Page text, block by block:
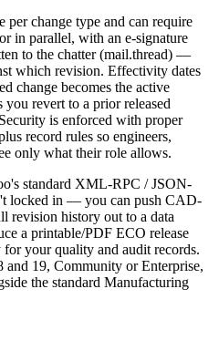
change type and can require
in parallel, with an e-signature
to the chatter (mail.thread) —
which revision. Effectivity dates
change becomes the active
revert to a prior released
is enforced with proper
record rules so engineers,
only what their role allows.
standard XML-RPC / JSON-
locked in — you can push CAD-
revision history out to a data
a printable/PDF ECO release
your quality and audit records.
19, Community or Enterprise,
the standard Manufacturing